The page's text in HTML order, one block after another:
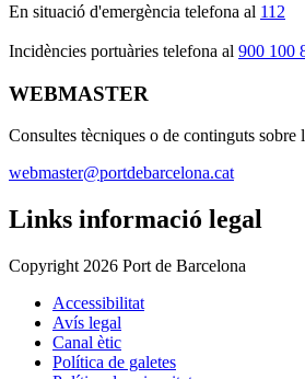
En situació d'emergència telefona al 112
Incidències portuàries telefona al 900 100
WEBMASTER
Consultes tècniques o de continguts sobre
webmaster@portdebarcelona.cat
Links informació legal
Copyright 2026 Port de Barcelona
Accessibilitat
Avís legal
Canal ètic
Política de galetes